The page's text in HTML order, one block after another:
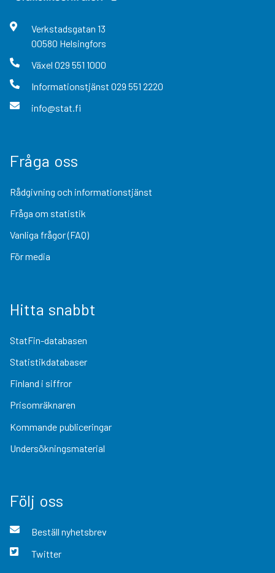
Verkstadsgatan 13
00580 Helsingfors
Växel 029 551 1000
Informationstjänst 029 551 2220
info@stat.fi
Fråga oss
Rådgivning och informationstjänst
Fråga om statistik
Vanliga frågor (FAQ)
För media
Hitta snabbt
StatFin-databasen
Statistikdatabaser
Finland i siffror
Prisomräknaren
Kommande publiceringar
Undersökningsmaterial
Följ oss
Beställ nyhetsbrev
Twitter